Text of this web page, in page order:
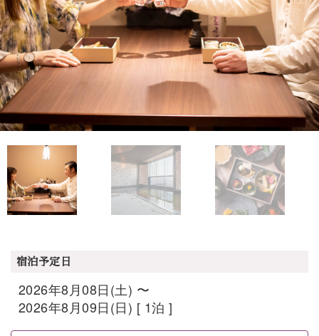
宿泊予定日
2026年8月08日(土) 〜
2026年8月09日(日) [ 1泊 ]